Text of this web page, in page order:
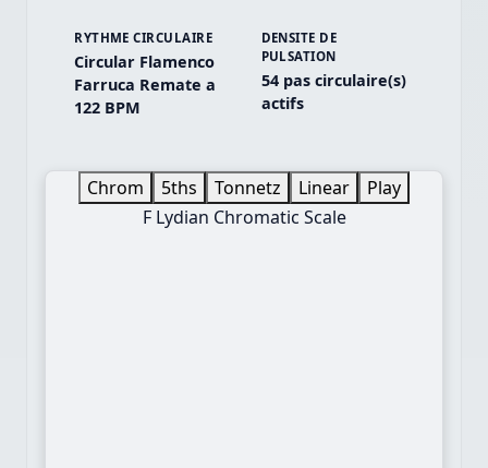
RYTHME CIRCULAIRE
Circular Flamenco
Farruca Remate a
122 BPM
DENSITE DE
PULSATION
54 pas circulaire(s)
actifs
Chrom 5ths Tonnetz Linear
Play
F Lydian Chromatic Scale